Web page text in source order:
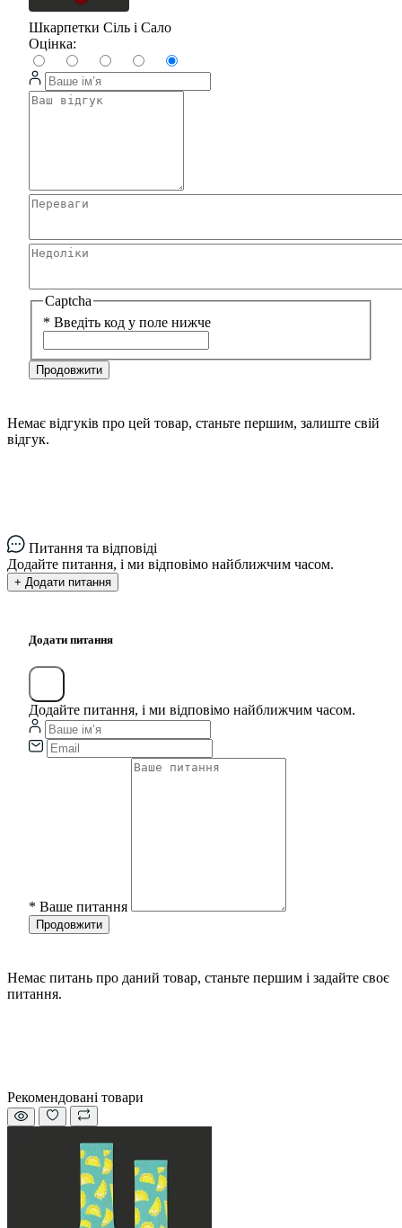
Шкарпетки Сіль і Сало
Оцінка:
Captcha
* Введіть код у поле нижче
Продовжити
Немає відгуків про цей товар, станьте першим, залиште свій
відгук.
Питання та відповіді
Додайте питання, і ми відповімо найближчим часом.
+ Додати питання
Додати питання
Додайте питання, і ми відповімо найближчим часом.
* Ваше питання
Продовжити
Немає питань про даний товар, станьте першим і задайте своє
питання.
Рекомендовані товари